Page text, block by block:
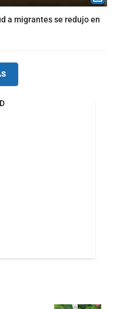
a migrantes se redujo en